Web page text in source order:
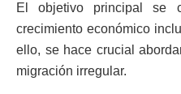
El objetivo principal se
crecimiento económico
ello, se hace crucial
migración irregular.